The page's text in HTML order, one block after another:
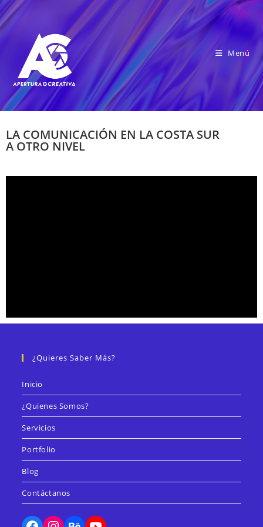
Menú
LA COMUNICACIÓN EN LA COSTA SUR
A OTRO NIVEL
¿Quieres Saber Más?
Inicio
¿Quienes Somos?
Servicios
Portfolio
Blog
Contáctanos